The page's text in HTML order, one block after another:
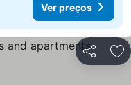
Ver preços
Partilhar